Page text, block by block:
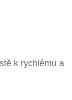
k rychlému a